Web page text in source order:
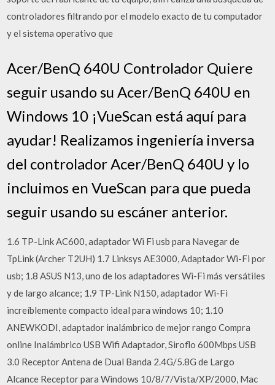
controladores filtrando por el modelo exacto de tu computador
y el sistema operativo que
Acer/BenQ 640U Controlador Quiere
seguir usando su Acer/BenQ 640U en
Windows 10 ¡VueScan está aquí para
ayudar! Realizamos ingeniería inversa
del controlador Acer/BenQ 640U y lo
incluimos en VueScan para que pueda
seguir usando su escáner anterior.
1.6 TP-Link AC600, adaptador Wi Fi usb para Navegar de
TpLink (Archer T2UH) 1.7 Linksys AE3000, Adaptador Wi-Fi por
usb; 1.8 ASUS N13, uno de los adaptadores Wi-Fi más versátiles
y de largo alcance; 1.9 TP-Link N150, adaptador Wi-Fi
increíblemente compacto ideal para windows 10; 1.10
ANEWKODI, adaptador inalámbrico de mejor rango Compra
online Inalámbrico USB Wifi Adaptador, Siroflo 600Mbps USB
3.0 Receptor Antena de Dual Banda 2.4G/5.8G de Largo
Alcance Receptor para Windows 10/8/7/Vista/XP/2000, Mac